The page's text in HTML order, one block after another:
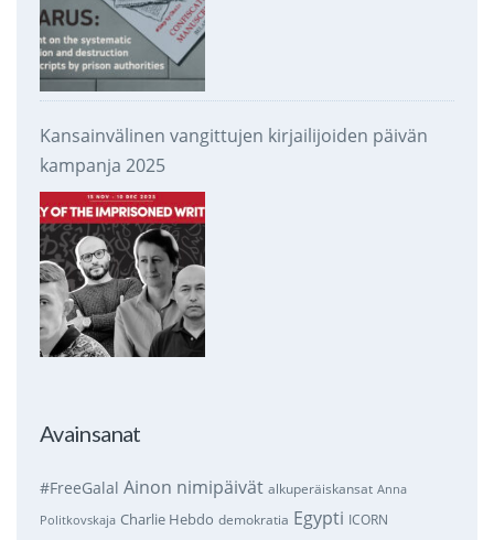
Kansainvälinen vangittujen kirjailijoiden päivän
kampanja 2025
Avainsanat
#FreeGalal Ainon nimipäivät alkuperäiskansat Anna
Politkovskaja Charlie Hebdo demokratia Egypti ICORN